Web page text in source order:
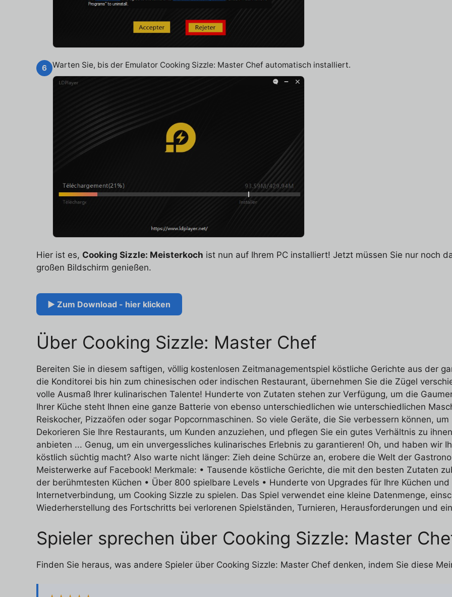
6 Warten Sie, bis der Emulator Cooking Sizzle: Master Chef automatisch installiert.
Hier ist es, Cooking Sizzle: Meisterkoch ist nun auf Ihrem PC installiert! Jetzt müssen Sie nur noch
großen Bildschirm genießen.
▶ Zum Download - hier klicken
Über Cooking Sizzle: Master Chef
Bereiten Sie in diesem saftigen, völlig kostenlosen Zeitmanagementspiel köstliche Gerichte aus der
die Konditorei bis hin zum chinesischen oder indischen Restaurant, übernehmen Sie die Zügel
volle Ausmaß Ihrer kulinarischen Talente! Hunderte von Zutaten stehen zur Verfügung, um die
Ihrer Küche steht Ihnen eine ganze Batterie von ebenso unterschiedlichen wie unterschiedlichen
Reiskocher, Pizzaöfen oder sogar Popcornmaschinen. So viele Geräte, die Sie verbessern können,
Dekorieren Sie Ihre Restaurants, um Kunden anzuziehen, und pflegen Sie ein gutes Verhältnis zu
anbieten ... Genug, um ein unvergessliches kulinarisches Erlebnis zu garantieren! Oh, und haben wir
köstlich süchtig macht? Also warte nicht länger: Zieh deine Schürze an, erobere die Welt der
Meisterwerke auf Facebook! Merkmale: • Tausende köstliche Gerichte, die mit den besten Zutaten
der berühmtesten Küchen • Über 800 spielbare Levels • Hunderte von Upgrades für Ihre Küchen
Internetverbindung, um Cooking Sizzle zu spielen. Das Spiel verwendet eine kleine Datenmenge,
Wiederherstellung des Fortschritts bei verlorenen Spielständen, Turnieren, Herausforderungen und
Spieler sprechen über Cooking Sizzle: Master
Finden Sie heraus, was andere Spieler über Cooking Sizzle: Master Chef denken, indem Sie diese